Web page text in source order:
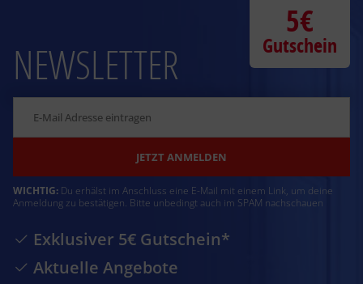
NEWSLETTER
JETZT ANMELDEN
WICHTIG: Du erhälst im Anschluss eine E-Mail mit einem Link, um deine
Anmeldung zu bestätigen. Bitte unbedingt auch im SPAM nachschauen
Exklusiver 5€ Gutschein*
Aktuelle Angebote
5€
Gutschein